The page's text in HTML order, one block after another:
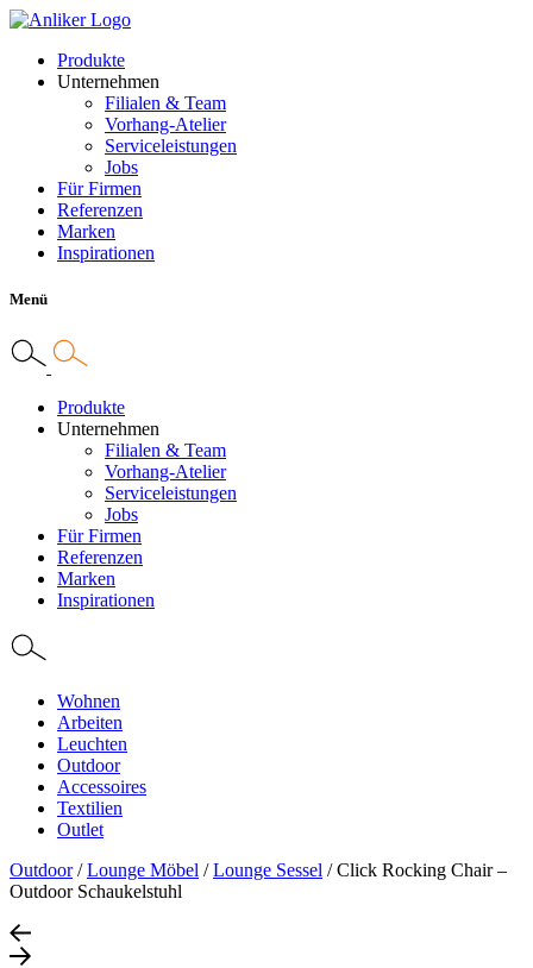
Produkte
Unternehmen
Filialen & Team
Vorhang-Atelier
Serviceleistungen
Jobs
Für Firmen
Referenzen
Marken
Inspirationen
Menü
Produkte
Unternehmen
Filialen & Team
Vorhang-Atelier
Serviceleistungen
Jobs
Für Firmen
Referenzen
Marken
Inspirationen
Wohnen
Arbeiten
Leuchten
Outdoor
Accessoires
Textilien
Outlet
Outdoor/Lounge Möbel /Lounge Sessel /Click Rocking Chair –
Outdoor Schaukelstuhl